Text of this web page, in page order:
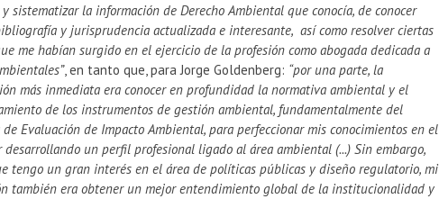
sistematizar la información de Derecho Ambiental que conocía, de conocer
y jurisprudencia actualizada e interesante, así como resolver ciertas
me habían surgido en el ejercicio de la profesión como abogada dedicada a
, en tanto que, para Jorge Goldenberg: “por una parte, la
más inmediata era conocer en profundidad la normativa ambiental y el
de los instrumentos de gestión ambiental, fundamentalmente del
de Evaluación de Impacto Ambiental, para perfeccionar mis conocimientos en el
desarrollando un perfil profesional ligado al área ambiental (...) Sin embargo,
tengo un gran interés en el área de políticas públicas y diseño regulatorio, mi
también era obtener un mejor entendimiento global de la institucionalidad y